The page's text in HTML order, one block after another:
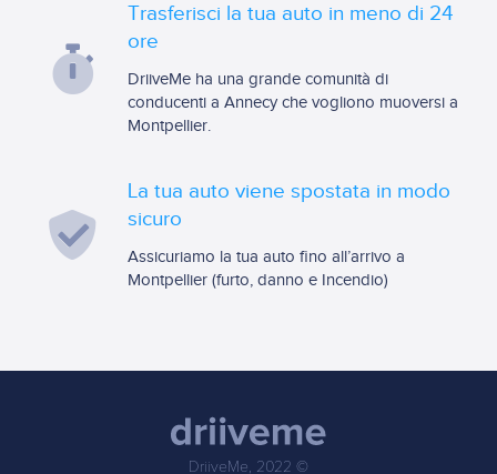
Trasferisci la tua auto in meno di 24
ore
DriiveMe ha una grande comunità di
conducenti a Annecy che vogliono muoversi a
Montpellier.
La tua auto viene spostata in modo
sicuro
Assicuriamo la tua auto fino all’arrivo a
Montpellier (furto, danno e Incendio)
DriiveMe, 2022 ©